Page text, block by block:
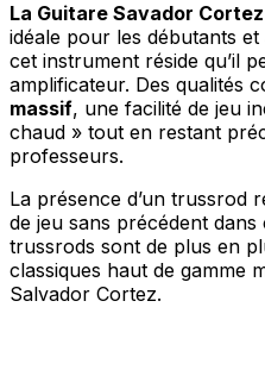
La Guitare Savador
idéale pour les débutants
cet instrument réside qu’il
amplificateur. Des qualités
massif, une facilité de jeu
chaud » tout en restant
professeurs.
La présence d’un trussrod
de jeu sans précédent dans
trussrods sont de plus en
classiques haut de gamme
Salvador Cortez.